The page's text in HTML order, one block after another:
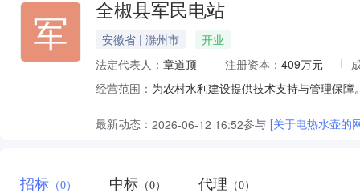
军 全椒县军民电站
安徽省 | 滁州市
开业
法定代表人： 章道顶 注册资本： 409万元
经营范围： 为农村水利建设提供技术支持与管理保
最新动态： 2026-06-12 16:52参与 [关于电热水壶的
招标 （0） 中标 （0） 代理 （0）